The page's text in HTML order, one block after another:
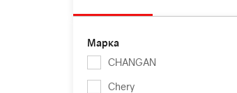
Марка
CHANGAN
Chery